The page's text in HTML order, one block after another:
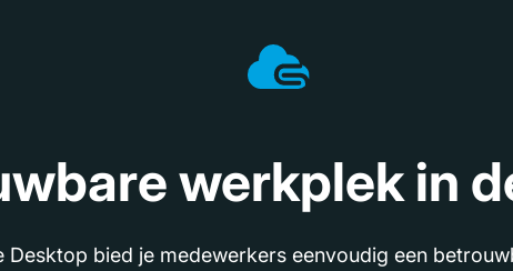
werkplek in
bied je medewerkers eenvoudig een